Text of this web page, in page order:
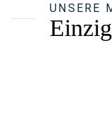
UNSERE